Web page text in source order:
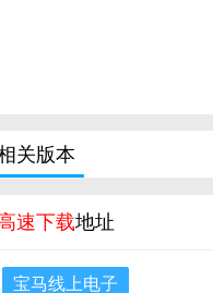
关版本
速下载地址
宝马线上电子